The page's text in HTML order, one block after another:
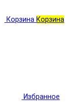
Корзина Корзина
Избранное